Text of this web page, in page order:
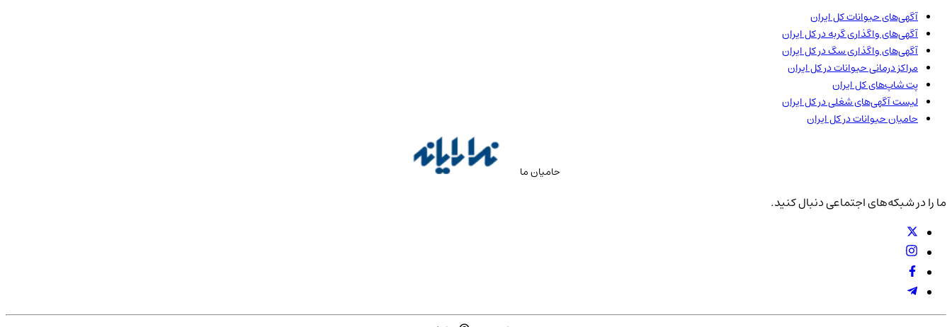
آگهی‌های حیواناتکل ایران
آگهی‌های واگذاری گربه درکل ایران
آگهی‌های واگذاری سگ درکل ایران
مراکز درمانی حیوانات درکل ایران
پت شاپ‌هایکل ایران
لیست آگهی‌های شغلی درکل ایران
حامیان حیوانات درکل ایران
حامیان ما
ما را در شبکه‌های اجتماعی دنبال کنید.